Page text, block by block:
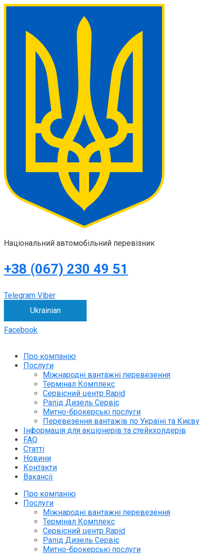
Національний автомобільний перевізник
+38 (067) 230 49 51
Telegram Viber
Ukrainian
Facebook
Про компанію
Послуги
Міжнародні вантажні перевезення
Термінал Комплекс
Сервісний центр Rapid
Рапід Дизель Сервіс
Митно-брокерські послуги
Перевезення вантажів по Україні та Києву
Інформація для акціонерів та стейкхолдерів
FAQ
Статті
Новини
Контакти
Вакансії
Про компанію
Послуги
Міжнародні вантажні перевезення
Термінал Комплекс
Сервісний центр Rapid
Рапід Дизель Сервіс
Митно-брокерські послуги